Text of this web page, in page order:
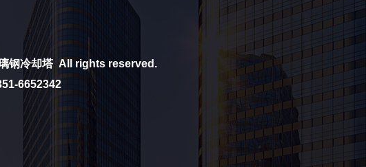
钢冷却塔All rights reserved.
6652342